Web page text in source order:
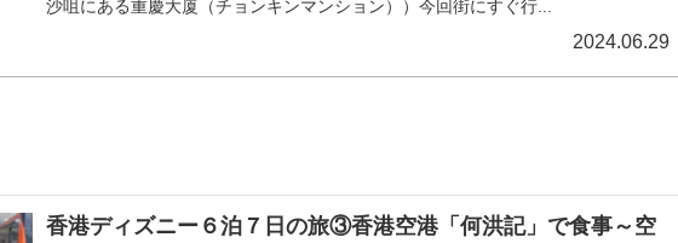
沙咀にある重慶大厦（チョンキンマンション））今回街にすぐ行...
2024.06.29
香港ディズニー６泊７日の旅③香港空港「何洪記」で食事～空